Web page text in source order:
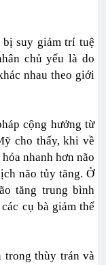
bị suy giảm trí tuệ
chủ yếu là do
nhau theo giới
cộng hưởng từ
cho thấy, khi về
nhanh hơn não
não tủy tăng. Ở
tăng trung bình
cụ bà giảm thể
trong thùy trán và